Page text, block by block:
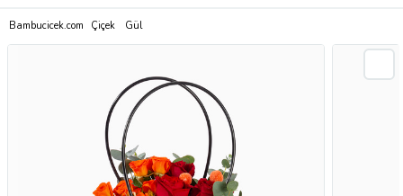
Bambucicek.com Çiçek Gül